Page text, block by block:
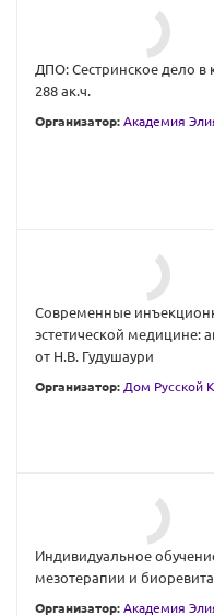
ДПО: Сестринское дело в
288 ак.ч.
Организатор: Академия
Современные
эстетической медицине:
от Н.В. Гудушаури
Организатор: Дом Русской
Индивидуальное
мезотерапии и
Организатор: Академия